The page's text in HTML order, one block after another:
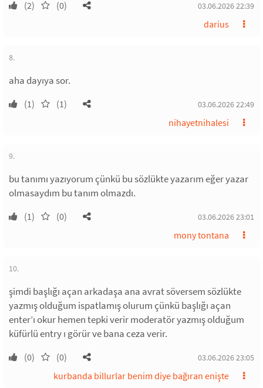
(2) (0) 03.06.2026 22:39
darius
8.
aha dayıya sor.
(1) (1) 03.06.2026 22:49
nihayetnihalesi
9.
bu tanımı yazıyorum çünkü bu sözlükte yazarım eğer yazar
olmasaydım bu tanım olmazdı.
(1) (0) 03.06.2026 23:01
mony tontana
10.
şimdi başlığı açan arkadaşa ana avrat söversem sözlükte
yazmış olduğum ispatlamış olurum çünkü başlığı açan
enter’ı okur hemen tepki verir moderatör yazmış olduğum
küfürlü entry ı görür ve bana ceza verir.
(0) (0) 03.06.2026 23:05
kurbanda billurlar benim diye bağıran enişte